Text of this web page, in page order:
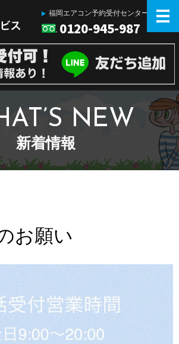
福岡エアコン予約受付センター
0120-945-987
NEW
新着情報
お願い